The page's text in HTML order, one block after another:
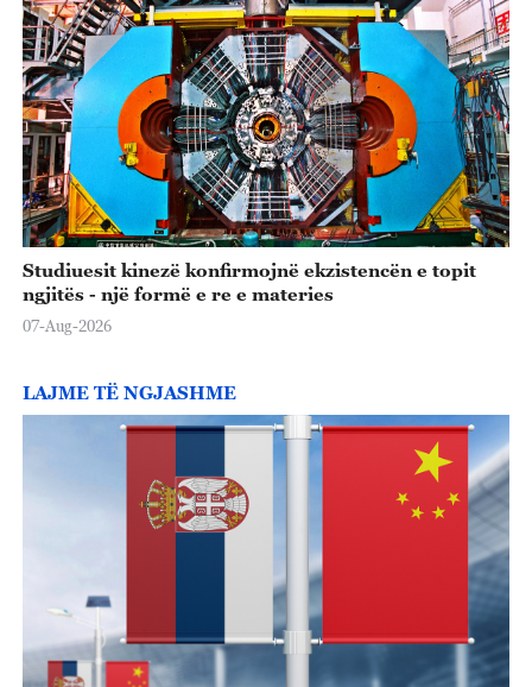
Studiuesit kinezë konfirmojnë ekzistencën e topit
ngjitës - një formë e re e materies
07-Aug-2026
LAJME TË NGJASHME